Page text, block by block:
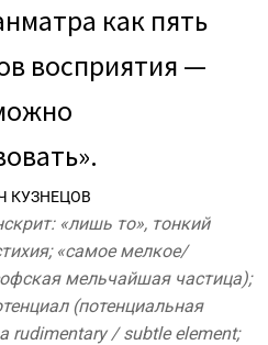
как пять
восприятия —
КУЗНЕЦОВ
«лишь то», тонкий
«самое мелкое/
мельчайшая частица);
(потенциальная
rudimentary / subtle element;